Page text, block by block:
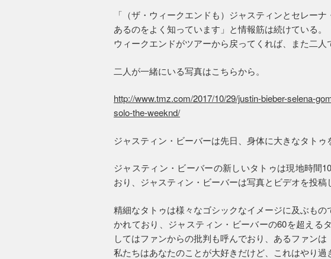
「（ザ・ウィークエンドも）ジャスティンとセレー
あるのをよく知っています」と情報筋は続けている。
ウィークエンドがツアーから戻ってくれば、また二人
二人が一緒にいる写真はこちらから。
http://www.tmz.com/2017/10/29/justin-bieber-selena-
solo-the-weeknd/
ジャスティン・ビーバーは先日、身体に大きなタトゥ
ジャスティン・ビーバーの新しいタトゥは現地時間
おり、ジャスティン・ビーバーは写真とビデオを投稿
精細なタトゥは様々なゴシックなイメージに及ぶも
かれており、ジャスティン・ビーバーの60を超える
してはファンからの批判も呼んでおり、あるファンは
私たちはあなたのことが大好きだけど、これはやり過